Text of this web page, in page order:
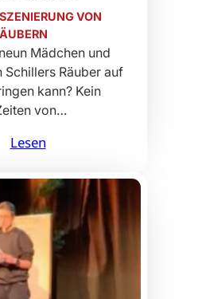
VON
Mädchen und
Schillers Räuber auf
kann? Kein
von…
Lesen